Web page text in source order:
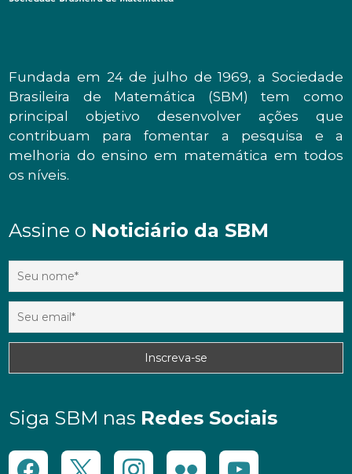
Fundada em 24 de julho de 1969, a Sociedade
Brasileira de Matemática (SBM) tem como
principal objetivo desenvolver ações que
contribuam para fomentar a pesquisa e a
melhoria do ensino em matemática em todos
os níveis.
Assine o Noticiário da SBM
Siga SBM nas Redes Sociais